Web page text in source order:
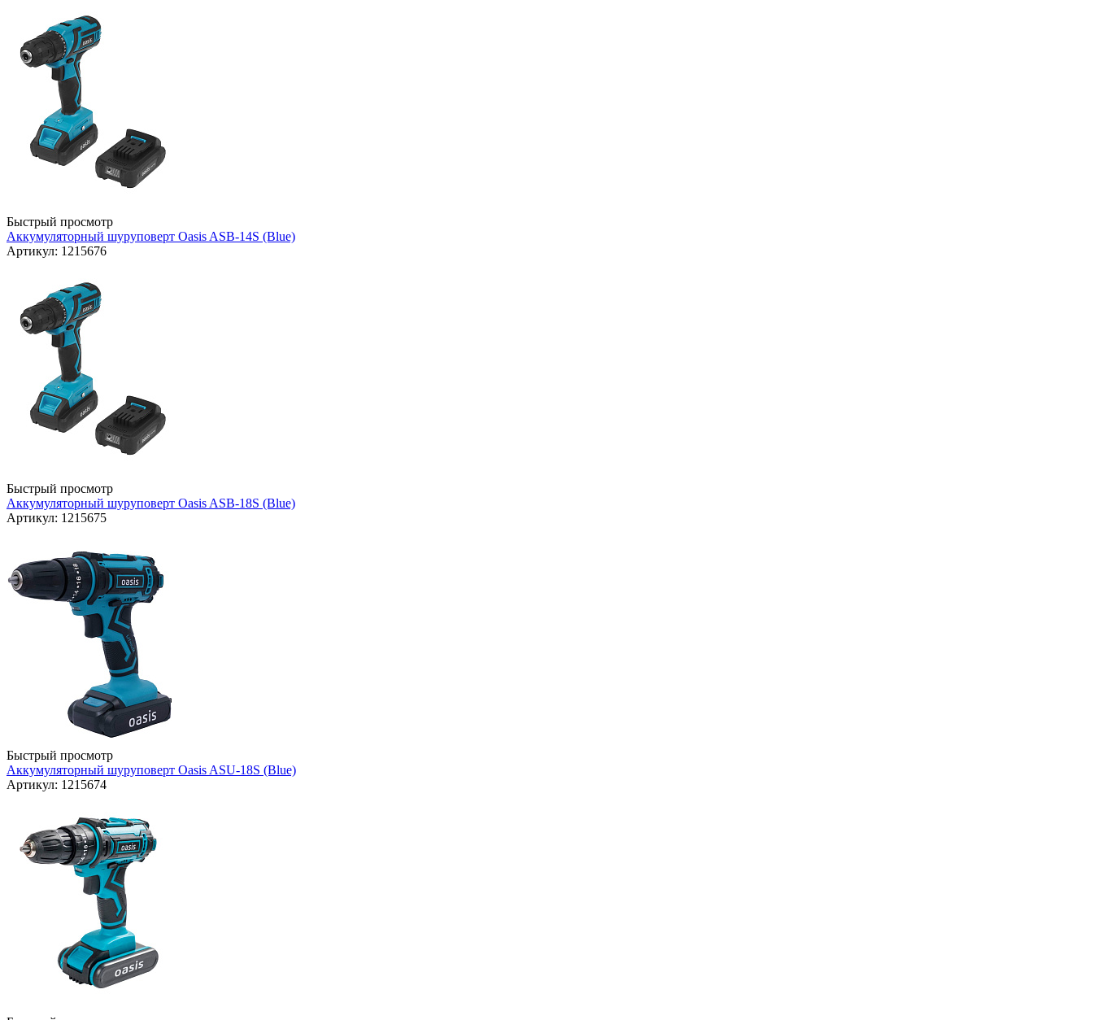
Быстрый просмотр
Аккумуляторный шуруповерт Oasis ASB-14S (Blue)
Артикул: 1215676
Быстрый просмотр
Аккумуляторный шуруповерт Oasis ASB-18S (Blue)
Артикул: 1215675
Быстрый просмотр
Аккумуляторный шуруповерт Oasis ASU-18S (Blue)
Артикул: 1215674